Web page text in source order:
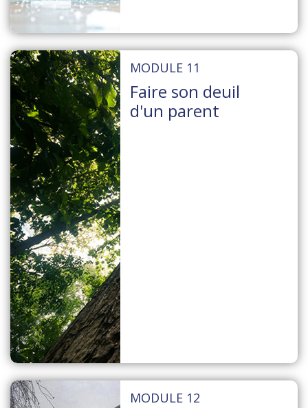
MODULE 11
Faire son deuil
d'un parent
MODULE 12